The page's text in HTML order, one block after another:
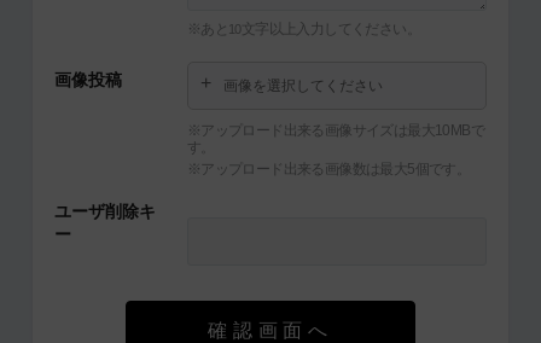
※あと 10 文字以上入力してください。
画像投稿 画像を選択してください
※アップロード出来る画像サイズは最大10MBで
す。
※アップロード出来る画像数は最大5個です。
ユーザ削除キ
ー
確認画面へ